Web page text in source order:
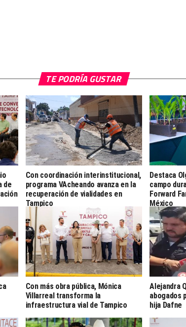
TE PODRÍA GUSTAR
de
Con coordinación interinstitucional,
programa VAcheando avanza en la
recuperación de vialidades en
Tampico
Destaca
campo
Forward
México
Con más obra pública, Mónica
Villarreal transforma la
infraestructura vial de Tampico
Alejandra
abogados
hija Dafne